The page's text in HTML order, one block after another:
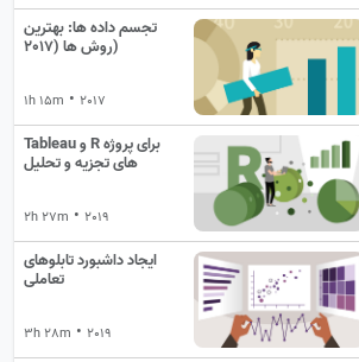
تجسم داده ها: بهترین
روش ها (2017)
1h 15m •2017
Tableau و R برای پروژه
های تجزیه و تحلیل
2h 27m •2019
ایجاد داشبورد تابلوهای
تعاملی
3h 28m •2019